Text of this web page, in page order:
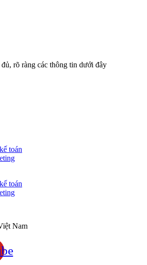
rõ ràng các thông tin dưới đây
toán
toán
Nam